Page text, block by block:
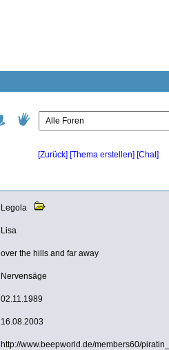
[Zurück] [Thema erstellen] [Chat]
Legola
Lisa
over the hills and far away
Nervensäge
02.11.1989
16.08.2003
http://www.beepworld.de/members60/